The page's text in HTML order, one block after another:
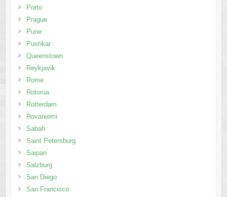
Porto
Prague
Pune
Pushkar
Queenstown
Reykjavik
Rome
Rotorua
Rotterdam
Rovaniemi
Sabah
Saint Petersburg
Saipan
Salzburg
San Diego
San Francisco